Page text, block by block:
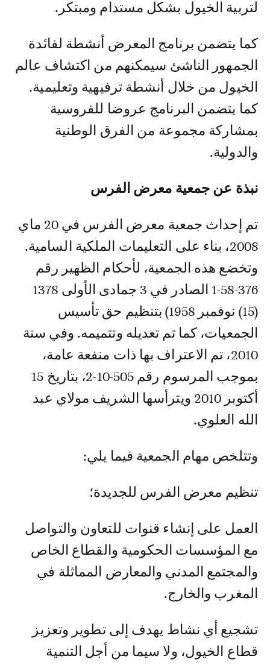
لتربية الخيول بشكل مستدام ومبتكر.
كما يتضمن برنامج المعرض أنشطة لفائدة
الجمهور الناشئ سيمكنهم من اكتشاف عالم
الخيول من خلال أنشطة ترفيهية وتعليمية.
كما يتضمن البرنامج عروضا للفروسية
بمشاركة مجموعة من الفرق الوطنية
والدولية.
نبذة عن جمعية معرض الفرس
تم إحداث جمعية معرض الفرس في 20 ماي
2008، بناء على التعليمات الملكية السامية.
وتخضع هذه الجمعية، لأحكام الظهير رقم
376-58-1 الصادر في 3 جمادى الأولى 1378
(15) نوفمبر 1958) بتنظيم حق تأسيس
الجمعيات، كما تم تعديله وتتميمه. وفي سنة
2010، تم الاعتراف بها ذات منفعة عامة،
بموجب المرسوم رقم 505-10-2، بتاريخ 15
أكتوبر 2010 ويترأسها الشريف مولاي عبد
الله العلوي.
وتتلخص مهام الجمعية فيما يلي:
تنظيم معرض الفرس للجديدة؛
العمل على إنشاء قنوات للتعاون والتواصل
مع المؤسسات الحكومية والقطاع الخاص
والمجتمع المدني والمعارض المماثلة في
المغرب والخارج.
تشجيع أي نشاط يهدف إلى تطوير وتعزيز
قطاع الخيول، ولا سيما من أجل التنمية